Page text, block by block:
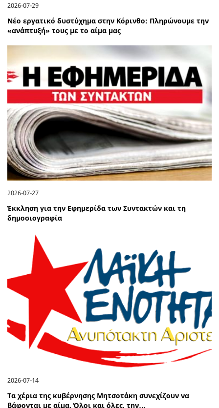
2026-07-29
Νέο εργατικό δυστύχημα στην Κόρινθο: Πληρώνουμε την
«ανάπτυξή» τους με το αίμα μας
2026-07-27
Έκκληση για την Εφημερίδα των Συντακτών και τη
δημοσιογραφία
2026-07-14
Τα χέρια της κυβέρνησης Μητσοτάκη συνεχίζουν να
βάφονται με αίμα. Όλοι και όλες, την…